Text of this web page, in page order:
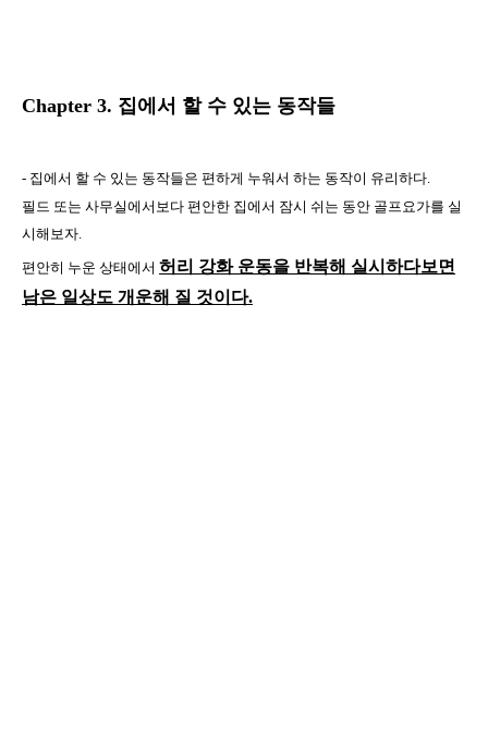
Chapter 3. 집에서 할 수 있는 동작들
- 집에서 할 수 있는 동작들은 편하게 누워서 하는 동작이 유리하다
필드 또는 사무실에서보다 편안한 집에서 잠시 쉬는 동안 골프요가를 실
시해보자
편안히 누운 상태에서 허리 강화 운동을 반복해 실시하다보면
남은 일상도 개운해 질 것이다.